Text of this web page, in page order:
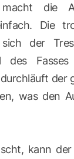
macht die
Die
der
des
der
was den
kann